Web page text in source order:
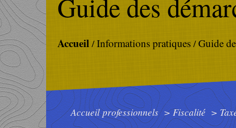
Guide des
Accueil/Informations pratiques/Guide
Accueil professionnels>Fiscalité >